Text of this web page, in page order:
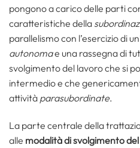
pongono a carico delle parti
caratteristiche della
parallelismo con l’esercizio di
autonomae una rassegna di
svolgimento del lavoro che si
intermedio e che
attività parasubordinate.
La parte centrale della
alle modalità di svolgimento